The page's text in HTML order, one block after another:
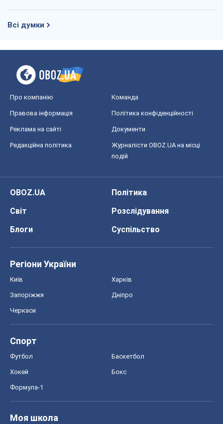
Всі думки
Про компанію Команда
Правова інформація Політика конфіденційності
Реклама на сайті Документи
Редакційна політика
Журналісти OBOZ.UA на місці
подій
OBOZ.UA
Політика
Світ
Розслідування
Блоги
Суспільство
Регіони України
Київ Харків
Запоріжжя Дніпро
Черкаси
Спорт
Футбол Баскетбол
Хокей Бокс
Формула-1
Моя школа